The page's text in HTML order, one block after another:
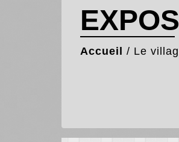
Accueil / Le